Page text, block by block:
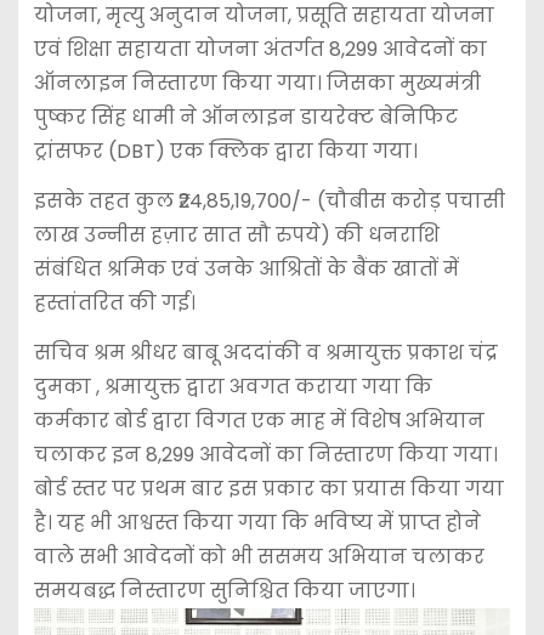
योजना, मृत्यु अनुदान योजना, प्रसूति सहायता योजना
एवं शिक्षा सहायता योजना अंतर्गत 8,299 आवेदनों का
ऑनलाइन निस्तारण किया गया। जिसका मुख्यमंत्री
पुष्कर सिंह धामी ने ऑनलाइन डायरेक्ट बेनिफिट
ट्रांसफर (DBT) एक क्लिक द्वारा किया गया।
इसके तहत कुल ₹24,85,19,700/- (चौबीस करोड़ पचासी
लाख उन्नीस हज़ार सात सौ रुपये) की धनराशि
संबंधित श्रमिक एवं उनके आश्रितों के बैंक खातों में
हस्तांतरित की गई।
सचिव श्रम श्रीधर बाबू अददांकी व श्रमायुक्त प्रकाश चंद्र
दुमका , श्रमायुक्त द्वारा अवगत कराया गया कि
कर्मकार बोर्ड द्वारा विगत एक माह में विशेष अभियान
चलाकर इन 8,299 आवेदनों का निस्तारण किया गया।
बोर्ड स्तर पर प्रथम बार इस प्रकार का प्रयास किया गया
है। यह भी आश्वस्त किया गया कि भविष्य में प्राप्त होने
वाले सभी आवेदनों को भी ससमय अभियान चलाकर
समयबद्ध निस्तारण सुनिश्चित किया जाएगा।